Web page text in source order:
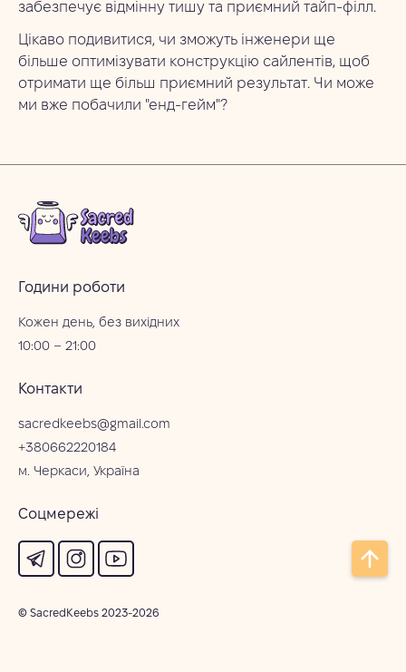
забезпечує відмінну тишу та приємний тайп-філл.
Цікаво подивитися, чи зможуть інженери ще
більше оптимізувати конструкцію сайлентів, щоб
отримати ще більш приємний результат. Чи може
ми вже побачили "енд-гейм"?
Години роботи
Кожен день, без вихідних
10:00 – 21:00
Контакти
sacredkeebs@gmail.com
+380662220184
м. Черкаси, Україна
Соцмережі
© SacredKeebs 2023-2026